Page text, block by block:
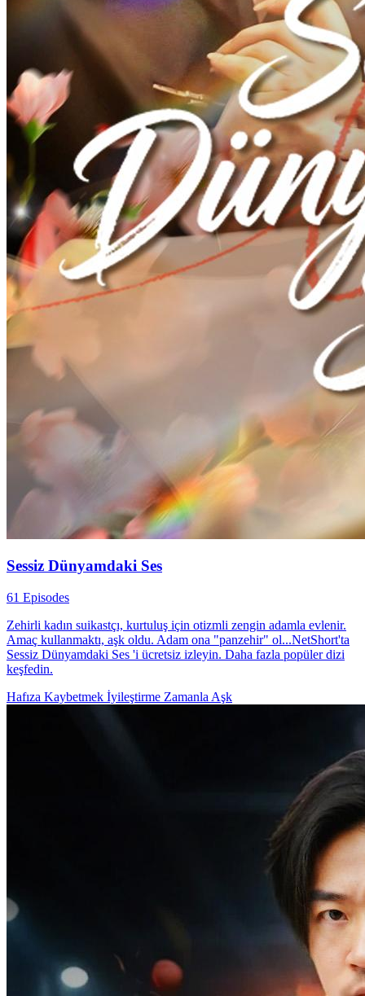
Sessiz Dünyamdaki Ses
61 Episodes
Zehirli kadın suikastçı, kurtuluş için otizmli zengin adamla evlenir.
Amaç kullanmaktı, aşk oldu. Adam ona "panzehir" ol...NetShort'ta
Sessiz Dünyamdaki Ses 'i ücretsiz izleyin. Daha fazla popüler dizi
keşfedin.
Hafıza Kaybetmek İyileştirme Zamanla Aşk​